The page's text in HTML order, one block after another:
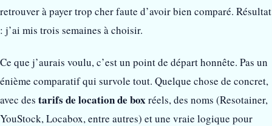
retrouver à payer trop cher faute d’avoir bien comparé. Résultat
: j’ai mis trois semaines à choisir.
Ce que j’aurais voulu, c’est un point de départ honnête. Pas un
énième comparatif qui survole tout. Quelque chose de concret,
avec des tarifs de location de boxréels, des noms (Resotainer,
YouStock, Locabox, entre autres) et une vraie logique pour